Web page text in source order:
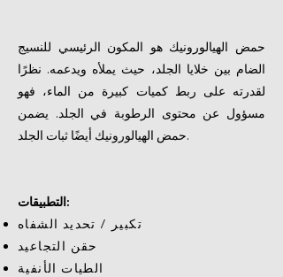
حمض الهيالورونيك هو المكون الرئيسي للنسيج
الضام بين خلايا الجلد، حيث يملأه ويدعمه. نظرًا
لقدرته على ربط كميات كبيرة من الماء، فهو
مسؤول عن محتوى الرطوبة في الجلد. يضمن
حمض الهيالورونيك أيضًا ثبات الجلد.
التطبيقات:
تكبير / تحديد الشفاه
حقن التجاعيد
الطيات الأنفية